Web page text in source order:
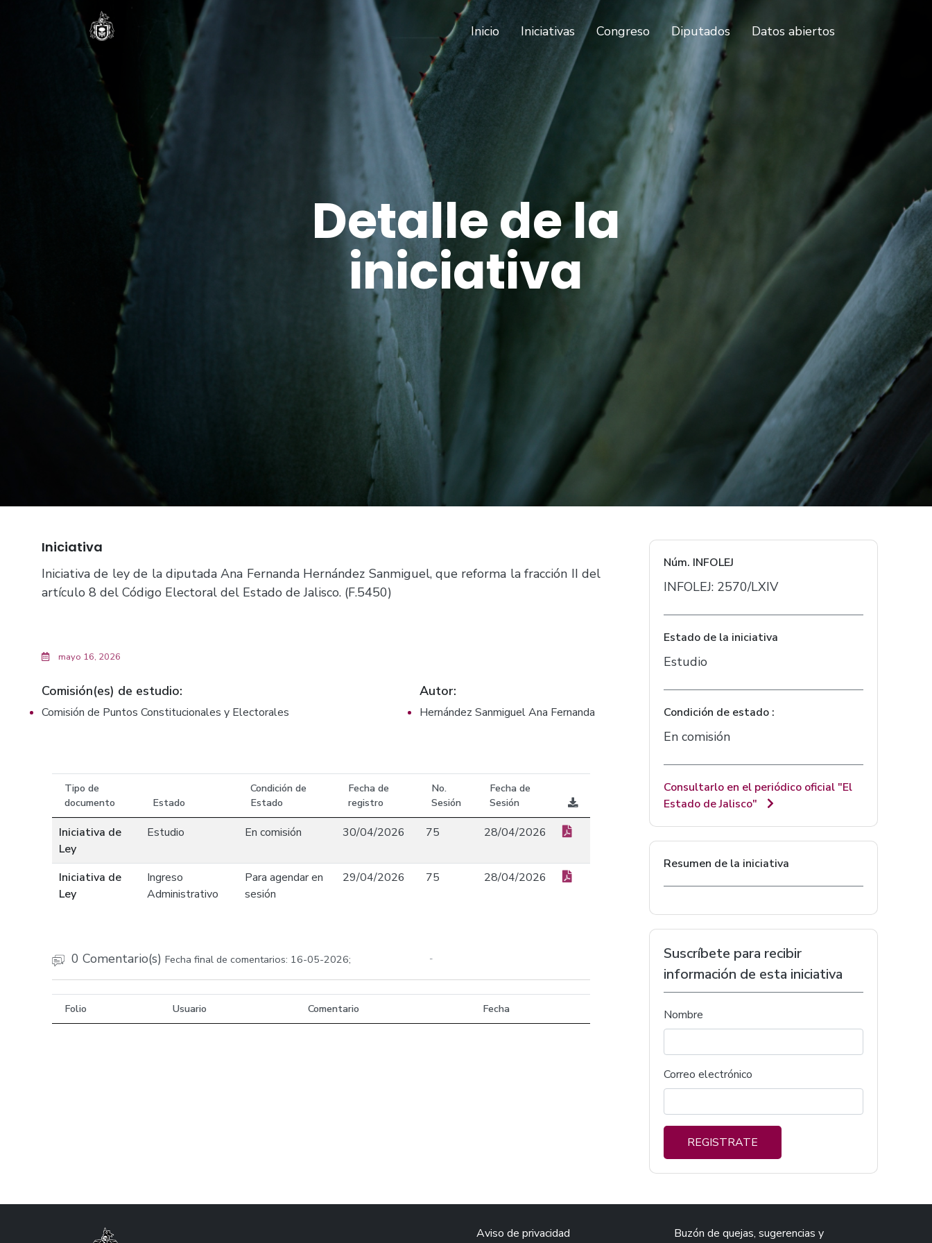
Inicio(current)
Iniciativas Congreso Diputados Datos abiertos
Detalle de la
iniciativa
Iniciativa
Iniciativa de ley de la diputada Ana Fernanda Hernández Sanmiguel, que reforma la fracción II del
artículo 8 del Código Electoral del Estado de Jalisco. (F.5450)
mayo 16, 2026
Comisión(es) de estudio:
Comisión de Puntos Constitucionales y Electorales
Autor:
Hernández Sanmiguel Ana Fernanda
Tipo de
documento
Estado
Condición de
Estado
Fecha de
registro
No.
Sesión
Fecha de
Sesión
Iniciativa de
Ley
Estudio En comisión 30/04/2026 75 28/04/2026
Iniciativa de
Ley
Ingreso
Administrativo
Para agendar en
sesión
29/04/2026 75 28/04/2026
0 Comentario(s) Fecha final de comentarios: 16-05-2026; -
Folio Usuario Comentario Fecha
Núm. INFOLEJ
INFOLEJ: 2570/LXIV
Estado de la iniciativa
Estudio
Condición de estado :
En comisión
Consultarlo en el periódico oficial "El
Estado de Jalisco"
Resumen de la iniciativa
Suscríbete para recibir
información de esta iniciativa
Nombre
Correo electrónico
REGISTRATE
Aviso de privacidad
Buzón de quejas, sugerencias y